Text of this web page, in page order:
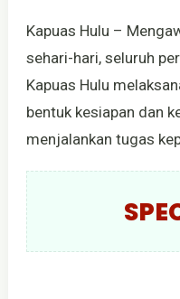
Kapuas Hulu –
sehari-hari, seluruh
Kapuas Hulu
bentuk kesiapan dan
menjalankan tugas